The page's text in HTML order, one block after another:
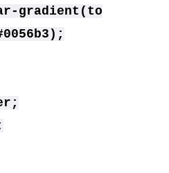
gradient(to